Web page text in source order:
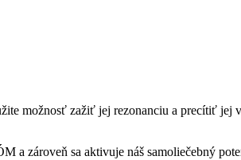
možnosť zažiť jej rezonanciu a precítiť jej
a zároveň sa aktivuje náš samoliečebný